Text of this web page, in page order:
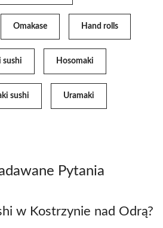
Omakase Hand rolls
sushi Hosomaki
sushi Uramaki
Pytania
w Kostrzynie nad Odrą?